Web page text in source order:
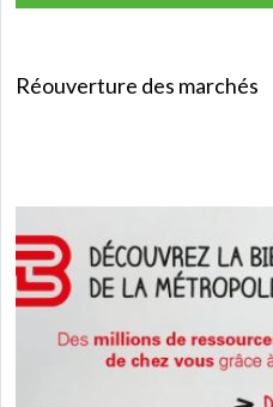
Réouverture des marchés